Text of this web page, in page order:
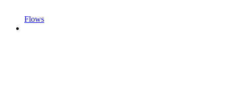
Flows